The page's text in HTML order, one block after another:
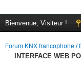
Bienvenue, Visiteur !
Forum KNX francophone /
INTERFACE WEB